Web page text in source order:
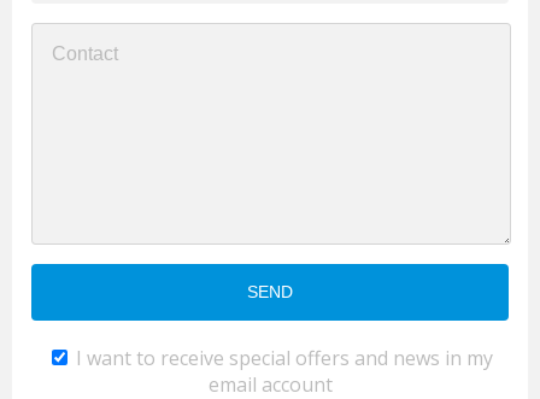
I want to receive special offers and news in my
email account